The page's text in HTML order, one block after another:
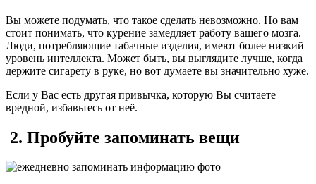
Вы можете подумать, что такое сделать невозможно. Но вам
стоит понимать, что курение замедляет работу вашего мозга.
Люди, потребляющие табачные изделия, имеют более низкий
уровень интеллекта. Может быть, вы выглядите лучше, когда
держите сигарету в руке, но вот думаете вы значительно хуже.
Если у Вас есть другая привычка, которую Вы считаете
вредной, избавьтесь от неё.
2. Пробуйте запоминать вещи